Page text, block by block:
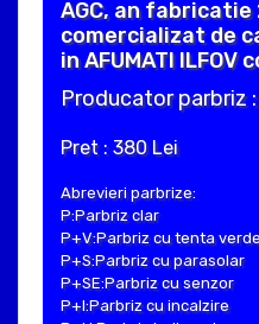
AGC, an
comercializat de
in AFUMATI ILFOV
Producator parbriz :
Pret : 380 Lei
Abrevieri parbrize:
P:Parbriz clar
P+V:Parbriz cu tenta
P+S:Parbriz cu parasolar
P+SE:Parbriz cu senzor
P+I:Parbriz cu incalzire